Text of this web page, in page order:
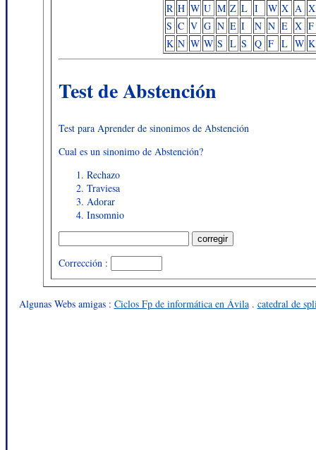
R H W U M Z L I W X A X
S C V G N E I N N E X F
K N W W S L S Q F L W K
Test de Abstención
Test para Aprender de sinonimos de Abstención
Cual es un sinonimo de Abstención?
Rechazo
Traviesa
Adorar
Insomnio
Corrección :
Algunas Webs amigas : Ciclos Fp de informática en Ávila. catedral de